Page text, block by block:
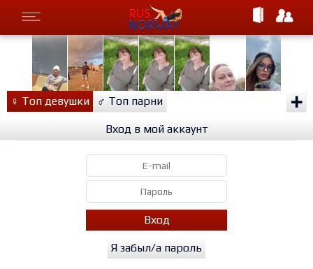
♀ Топ девушки ♂ Топ парни +
Вход в мой аккаунт
Вход
Я забыл/а пароль